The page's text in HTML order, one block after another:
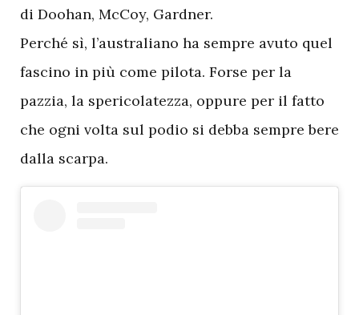
di Doohan, McCoy, Gardner.
Perché sì, l’australiano ha sempre avuto quel
fascino in più come pilota. Forse per la
pazzia, la spericolatezza, oppure per il fatto
che ogni volta sul podio si debba sempre bere
dalla scarpa.